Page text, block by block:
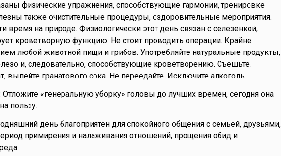
физические упражнения, способствующие гармонии, тренировке
также очистительные процедуры, оздоровительные мероприятия.
время на природе. Физиологически этот день связан с селезенкой,
кроветворную функцию. Не стоит проводить операции. Крайне
любой животной пищи и грибов. Употребляйте натуральные продукты,
и, следовательно, способствующие кроветворению. Съешьте,
выпейте гранатового сока. Не переедайте. Исключите алкоголь.
Отложите «генеральную уборку» головы до лучших времен, сегодня она
пользу.
день благоприятен для спокойного общения с семьей, друзьями,
примирения и налаживания отношений, прощения обид и